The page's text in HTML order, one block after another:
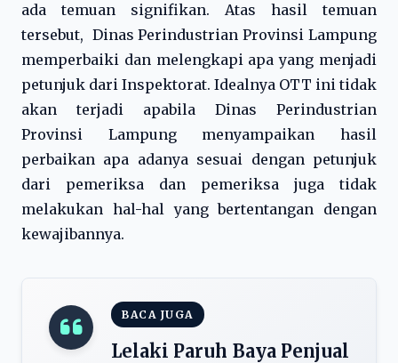
ada temuan signifikan. Atas hasil temuan
tersebut, Dinas Perindustrian Provinsi Lampung
memperbaiki dan melengkapi apa yang menjadi
petunjuk dari Inspektorat. Idealnya OTT ini tidak
akan terjadi apabila Dinas Perindustrian
Provinsi Lampung menyampaikan hasil
perbaikan apa adanya sesuai dengan petunjuk
dari pemeriksa dan pemeriksa juga tidak
melakukan hal-hal yang bertentangan dengan
kewajibannya.
BACA JUGA
Lelaki Paruh Baya Penjual